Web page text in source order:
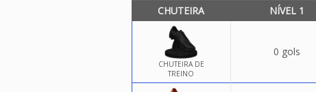
CHUTEIRA NÍVEL 1
CHUTEIRA DE
TREINO
0 gols